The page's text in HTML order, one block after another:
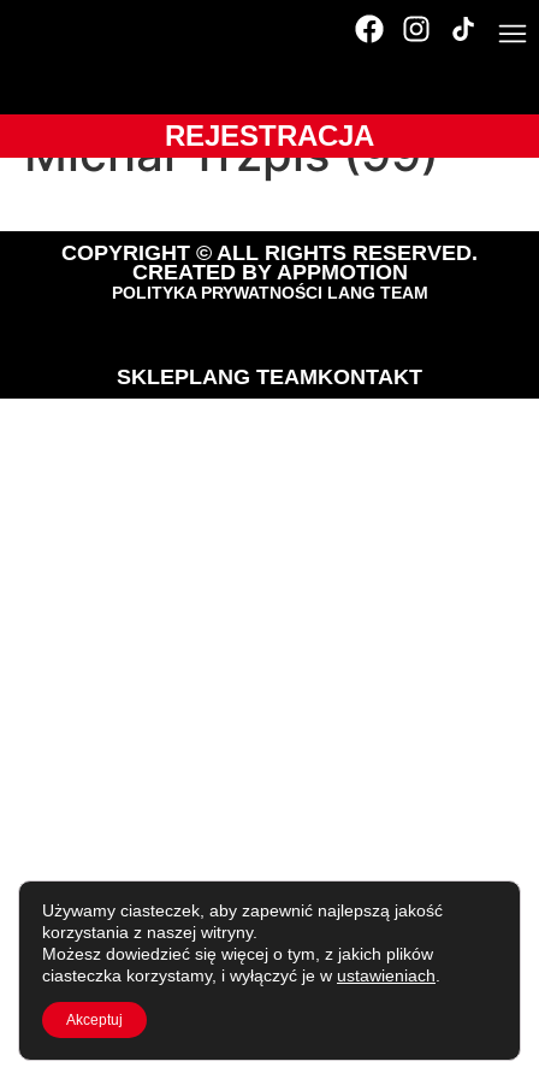
REJESTRACJA
Michał Trzpis (99)
COPYRIGHT © ALL RIGHTS RESERVED.
CREATED BY APPMOTION
POLITYKA PRYWATNOŚCI LANG TEAM
SKLEPLANG TEAMKONTAKT
Używamy ciasteczek, aby zapewnić najlepszą jakość
korzystania z naszej witryny.
Możesz dowiedzieć się więcej o tym, z jakich plików
ciasteczka korzystamy, i wyłączyć je w ustawieniach
Akceptuj